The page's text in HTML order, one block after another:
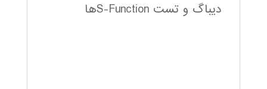
دیباگ و تست S-Functionها